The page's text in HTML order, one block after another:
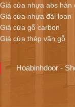
Giá cửa nhựa abs hàn
Giá cửa nhựa đài loan
Giá cửa gỗ carbon
Giá cửa thép vân gỗ
Hoabinhdoor -